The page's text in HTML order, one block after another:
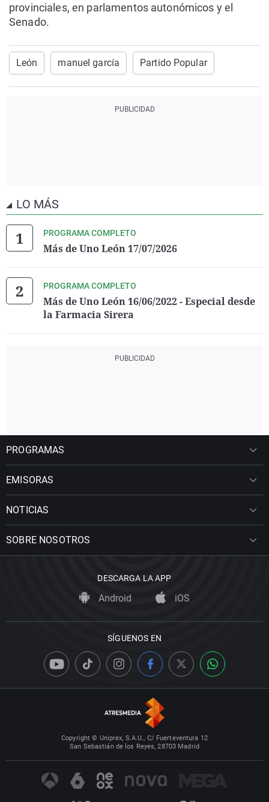
provinciales, en parlamentos autonómicos y el
Senado.
León manuel garcía Partido Popular
LO MÁS
PROGRAMA COMPLETO
Más de Uno León 17/07/2026
PROGRAMA COMPLETO
Más de Uno León 16/06/2022 - Especial desde
la Farmacia Sirera
PROGRAMAS
EMISORAS
NOTICIAS
SOBRE NOSOTROS
DESCARGA LA APP
Android iOS
SÍGUENOS EN
Copyright © Uniprex, S.A.U., C/ Fuerteventura 12
San Sebastián de los Reyes, 28703 Madrid